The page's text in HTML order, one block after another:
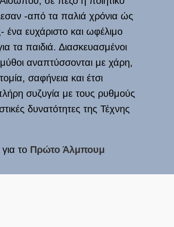
-από τα παλιά χρόνια ώς
ένα ευχάριστο και ωφέλιμο
τα παιδιά. Διασκευασμένοι
αναπτύσσονται με χάρη,
σαφήνεια και έτσι
συζυγία με τους ρυθμούς
δυνατότητες της Τέχνης
το Πρώτο Άλμπουμ